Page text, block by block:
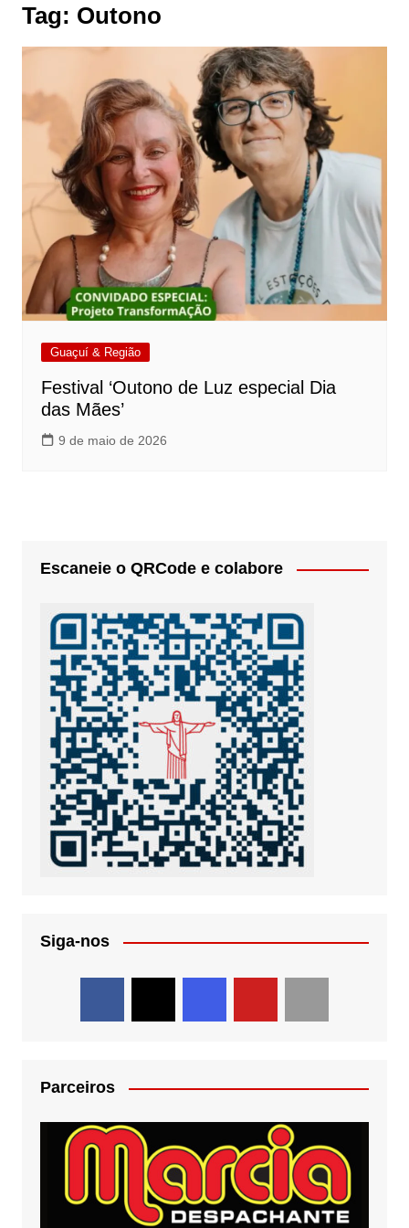
Tag: Outono
Guaçuí & Região
Festival ‘Outono de Luz especial Dia
das Mães’
9 de maio de 2026
Escaneie o QRCode e colabore
Siga-nos
Parceiros